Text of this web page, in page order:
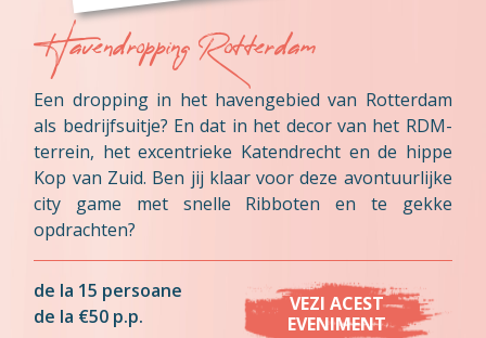
Havendropping Rotterdam
Een dropping in het havengebied van Rotterdam
als bedrijfsuitje? En dat in het decor van het RDM-
terrein, het excentrieke Katendrecht en de hippe
Kop van Zuid. Ben jij klaar voor deze avontuurlijke
city game met snelle Ribboten en te gekke
opdrachten?
de la 15 persoane
de la €50 p.p.
VEZI ACEST
EVENIMENT